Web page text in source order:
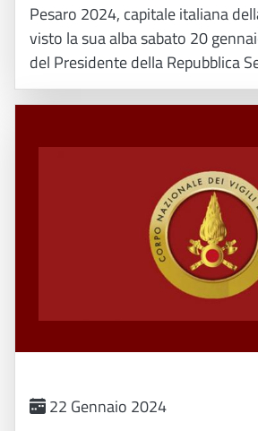
Pesaro 2024, capitale italiana
visto la sua alba sabato 20
del Presidente della Repubblica
22 Gennaio 2024